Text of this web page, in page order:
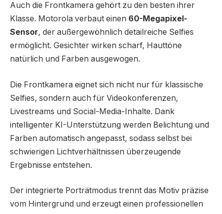
Auch die Frontkamera gehört zu den besten ihrer
Klasse. Motorola verbaut einen 60-Megapixel-
Sensor, der außergewöhnlich detailreiche Selfies
ermöglicht. Gesichter wirken scharf, Hauttöne
natürlich und Farben ausgewogen.
Die Frontkamera eignet sich nicht nur für klassische
Selfies, sondern auch für Videokonferenzen,
Livestreams und Social-Media-Inhalte. Dank
intelligenter KI-Unterstützung werden Belichtung und
Farben automatisch angepasst, sodass selbst bei
schwierigen Lichtverhältnissen überzeugende
Ergebnisse entstehen.
Der integrierte Porträtmodus trennt das Motiv präzise
vom Hintergrund und erzeugt einen professionellen